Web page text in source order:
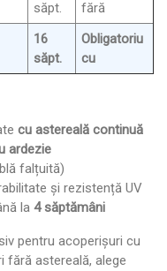
săpt. fără
16
săpt.
Obligatoriu
cu
cu astereală continuă
ardezie
falțuită)
și rezistență UV
la 4 săptămâni
pentru acoperișuri cu
fără astereală, alege